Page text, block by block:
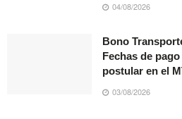
04/08/2026
Bono
Fechas de
postular en el
03/08/2026